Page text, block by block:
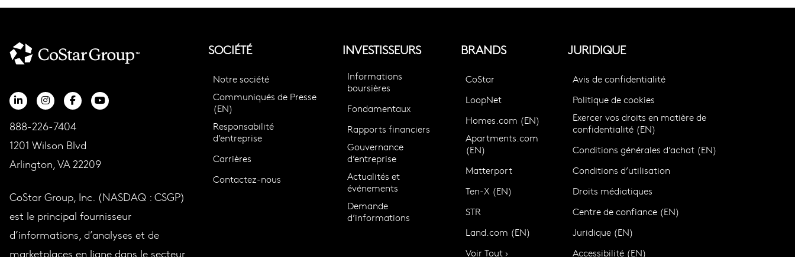
888-226-7404
1201 Wilson Blvd
Arlington, VA 22209
CoStar Group, Inc. (NASDAQ : CSGP)
est le principal fournisseur
d’informations, d’analyses et de
marketplaces en ligne dans le secteur
SOCIÉTÉ
Notre société
Communiqués de Presse
(EN)
Responsabilité
d’entreprise
Carrières
Contactez-nous
INVESTISSEURS
Informations
boursières
Fondamentaux
Rapports financiers
Gouvernance
d’entreprise
Actualités et
événements
Demande
d’informations
BRANDS
CoStar
LoopNet
Homes.com (EN)
Apartments.com
(EN)
Matterport
Ten-X (EN)
STR
Land.com (EN)
Voir Tout ›
JURIDIQUE
Avis de confidentialité
Politique de cookies
Exercer vos droits en matière de
confidentialité (EN)
Conditions générales d’achat (EN)
Conditions d’utilisation
Droits médiatiques
Centre de confiance (EN)
Juridique (EN)
Accessibilité (EN)